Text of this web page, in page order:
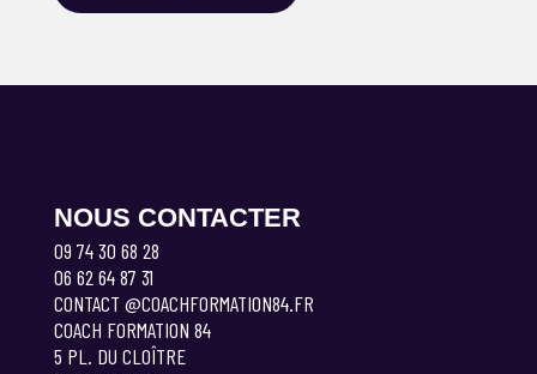
NOUS CONTACTER
09 74 30 68 28
06 62 64 87 31
CONTACT @COACHFORMATION84.FR
COACH FORMATION 84
5 PL. DU CLOÎTRE